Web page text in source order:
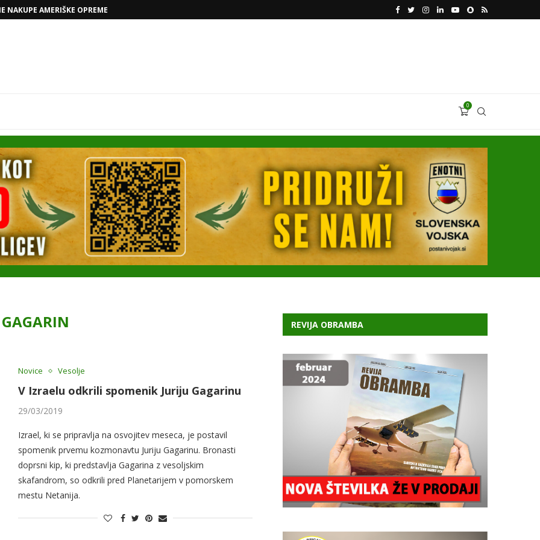
NAKUPE AMERIŠKE OPREME KATARSKI DELNIČAR ZAPLETEL VOLKSWAGNOVE
0
GAGARIN
Novice Vesolje
V Izraelu odkrili spomenik Juriju Gagarinu
29/03/2019
Izrael, ki se pripravlja na osvojitev meseca, je postavil
spomenik prvemu kozmonavtu Juriju Gagarinu. Bronasti
doprsni kip, ki predstavlja Gagarina z vesoljskim
skafandrom, so odkrili pred Planetarijem v pomorskem
mestu Netanija.
REVIJA OBRAMBA